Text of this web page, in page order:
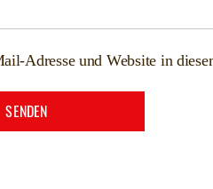
Adresse und Website in